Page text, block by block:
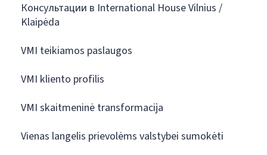
Консультации в International House Vilnius /
Klaipėda
VMI teikiamos paslaugos
VMI kliento profilis
VMI skaitmeninė transformacija
Vienas langelis prievolėms valstybei sumokėti